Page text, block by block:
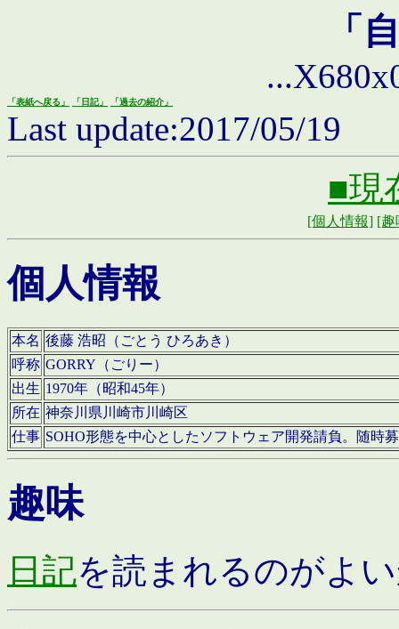
「
「表紙へ戻る」 「日記」 「過去の紹介」
Last update:2017/05/19
■現
[個人情報] [趣
個人情報
本名 後藤 浩昭（ごとう ひろあき）
呼称 GORRY（ごりー）
出生 1970年（昭和45年）
所在 神奈川県川崎市川崎区
仕事 SOHO形態を中心としたソフトウェア開発請負。随時
趣味
日記を読まれるのがよ